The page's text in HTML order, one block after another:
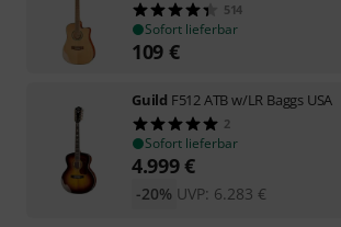
514
Sofort lieferbar
109 €
Guild F512 ATB w/LR Baggs USA
2
Sofort lieferbar
4.999€
UVP: 6.283 €
-20%